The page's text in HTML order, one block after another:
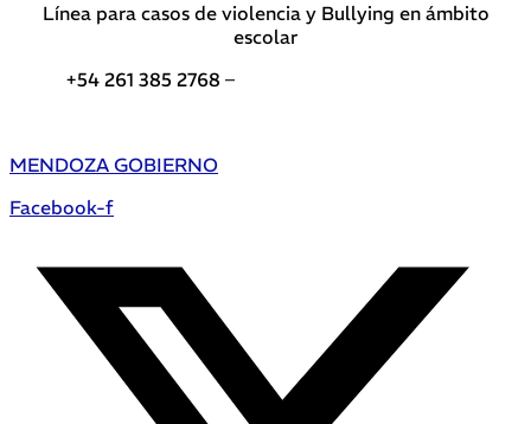
Línea para casos de violencia y Bullying en ámbito
escolar
+54 261 385 2768 –
MENDOZA GOBIERNO
Facebook-f